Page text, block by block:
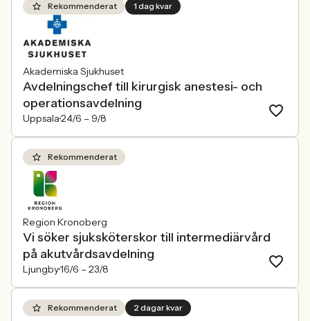
Rekommenderat 1 dag kvar
Akademiska Sjukhuset
Avdelningschef till kirurgisk anestesi- och
operationsavdelning
Uppsala24/6 – 9/8
Rekommenderat
Region Kronoberg
Vi söker sjuksköterskor till intermediärvård
på akutvårdsavdelning
Ljungby16/6 – 23/8
Rekommenderat 2 dagar kvar